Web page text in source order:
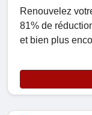
Renouvelez
81% de
et bien plus